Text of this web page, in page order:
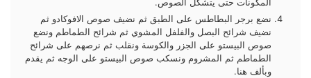
المكونات حتى يتشكل الصوص.
نضع برجر البطاطس على الطبق ثم نضيف صوص الافوكادو ثم
نضيف شرائح البصل والفلفل المشوي ثم شرائح الطماطم ونضع
صوص البيستو على الجزر والكوسة ونقلب ثم نرصهم على شرائح
الطماطم ثم المشروم ونسكب صوص البيستو على الوجه ثم يقدم
وبألف هنا.